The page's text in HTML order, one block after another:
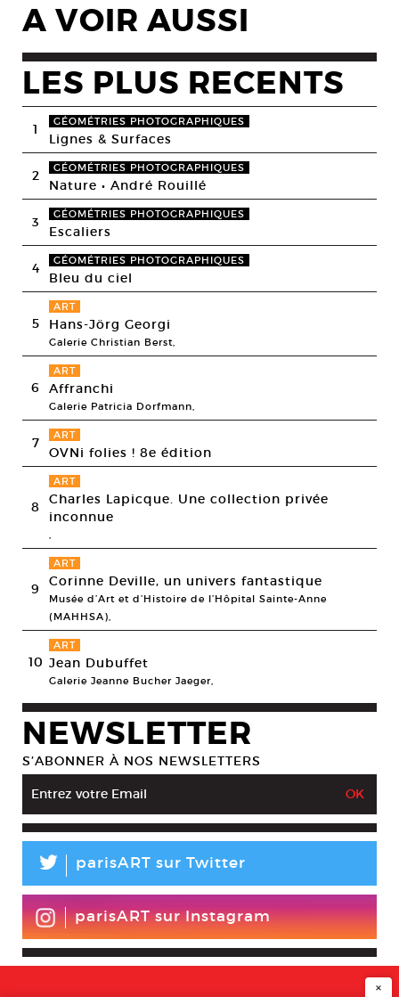
A VOIR AUSSI
LES PLUS RECENTS
1 GÉOMÉTRIES PHOTOGRAPHIQUES
Lignes & Surfaces
2 GÉOMÉTRIES PHOTOGRAPHIQUES
Nature • André Rouillé
3 GÉOMÉTRIES PHOTOGRAPHIQUES
Escaliers
4 GÉOMÉTRIES PHOTOGRAPHIQUES
Bleu du ciel
5
ART
Hans-Jörg Georgi
Galerie Christian Berst,
6
ART
Affranchi
Galerie Patricia Dorfmann,
7 ART
OVNi folies ! 8e édition
8
ART
Charles Lapicque. Une collection privée
inconnue
,
9
ART
Corinne Deville, un univers fantastique
Musée d’Art et d’Histoire de l’Hôpital Sainte-Anne
(MAHHSA),
10
ART
Jean Dubuffet
Galerie Jeanne Bucher Jaeger,
NEWSLETTER
S’ABONNER À NOS NEWSLETTERS
L parisART sur Twitter
parisART sur Instagram
×